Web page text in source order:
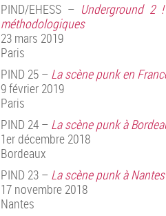
PIND/EHESS – Underground 2
méthodologiques
23 mars 2019
Paris
PIND 25 – La scène punk en
9 février 2019
Paris
PIND 24 – La scène punk à
1er décembre 2018
Bordeaux
PIND 23 – La scène punk à
17 novembre 2018
Nantes